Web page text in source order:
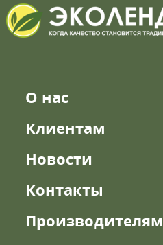
О нас
Клиентам
Новости
Контакты
Производителям